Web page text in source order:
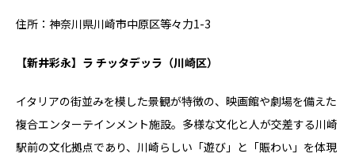
住所：神奈川県川崎市中原区等々力1-3
【新井彩永】ラ チッタデッラ（川崎区）
イタリアの街並みを模した景観が特徴の、映画館や劇場を備えた
複合エンターテインメント施設。多様な文化と人が交差する川崎
駅前の文化拠点であり、川崎らしい「遊び」と「賑わい」を体現